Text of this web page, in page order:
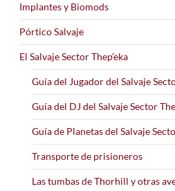
Implantes y Biomods
Pórtico Salvaje
El Salvaje Sector Thep’eka
Guía del Jugador del Salvaje
Guía del DJ del Salvaje Sector
Guía de Planetas del Salvaje
Transporte de prisioneros
Las tumbas de Thorhill y otras